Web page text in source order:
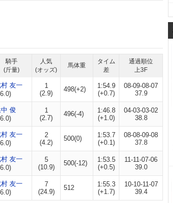
騎手
(斤量)
人気
(オッズ)
馬体重
タイム
差
通過順位
上3F
友一
1
(2.9)
498(+2)
1:54.9
(+0.7)
08-09-08-07
37.9
俊
1
(2.7)
496(-4)
1:46.8
(+1.0)
04-03-03-02
38.8
友一
2
(4.2)
500(0)
1:53.7
(+0.1)
08-08-09-08
37.8
友一
5
(10.9)
500(-12)
1:53.5
(+0.5)
11-11-07-06
39.0
友一
7
(24.9)
512
1:55.3
(+1.7)
10-10-11-07
39.4